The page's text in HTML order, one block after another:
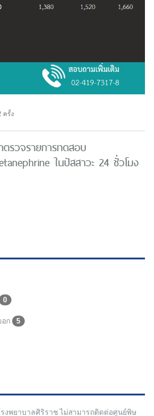
ครั้ง
ตรวจรายการทดสอบ
ในปัสสาวะ 24 ชั่วโมง
0
อก 5
งพยาบาลศิริราช ไม่สามารถติดต่อศูนย์พิษ